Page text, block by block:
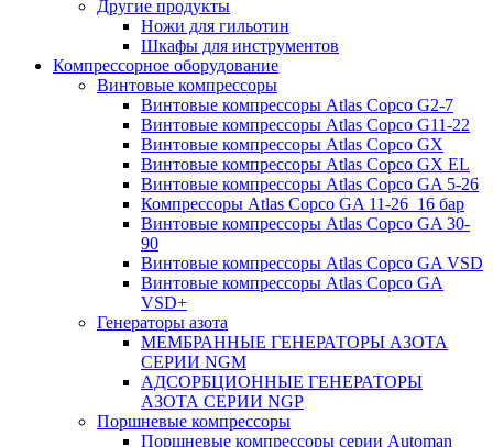
Другие продукты
Ножи для гильотин
Шкафы для инструментов
Компрессорное оборудование
Винтовые компрессоры
Винтовые компрессоры Atlas Copco G2-7
Винтовые компрессоры Atlas Copco G11-22
Винтовые компрессоры Atlas Copco GX
Винтовые компрессоры Atlas Copco GX EL
Винтовые компрессоры Atlas Copco GA 5-26
Компрессоры Atlas Copco GA 11-26_16 бар
Винтовые компрессоры Atlas Copco GA 30-
90
Винтовые компрессоры Atlas Copco GA VSD
Винтовые компрессоры Atlas Copco GA
VSD+
Генераторы азота
МЕМБРАННЫЕ ГЕНЕРАТОРЫ АЗОТА
СЕРИИ NGM
АДСОРБЦИОННЫЕ ГЕНЕРАТОРЫ
АЗОТА СЕРИИ NGP
Поршневые компрессоры
Поршневые компрессоры серии Automan